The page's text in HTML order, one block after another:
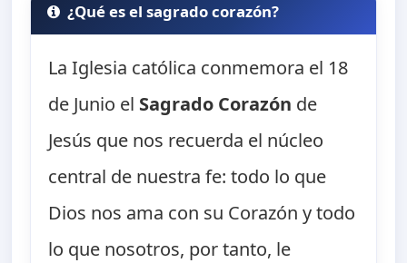
¿Qué es el sagrado corazón?
La Iglesia católica conmemora el 18
de Junio el Sagrado Corazón de
Jesús que nos recuerda el núcleo
central de nuestra fe: todo lo que
Dios nos ama con su Corazón y todo
lo que nosotros, por tanto, le